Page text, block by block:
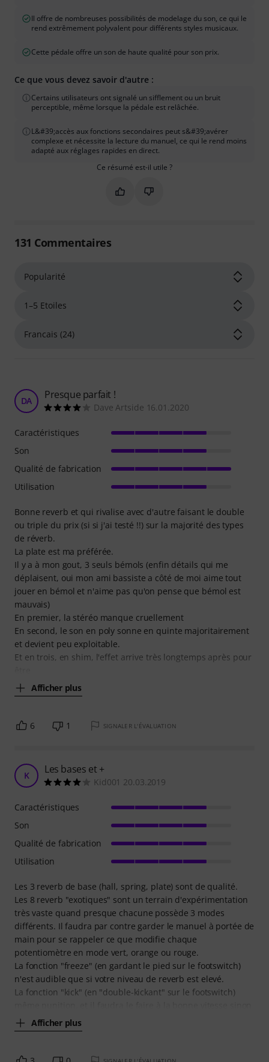
Il offre de nombreuses possibilités de modelage du son, ce qui le
rend extrêmement polyvalent pour différents styles musicaux.
Cette pédale offre un son de haute qualité pour son prix.
Ce que vous devez savoir d'autre :
Certains utilisateurs ont signalé un sifflement ou un bruit
perceptible, même lorsque la pédale est relâchée.
L&#39;accès aux fonctions secondaires peut s&#39;avérer
complexe et nécessite la lecture du manuel, ce qui le rend moins
adapté aux réglages rapides en direct.
Ce résumé est-il utile ?
Marquer ce résumé comme utile
Marquer ce résumé comme
131 Commentaires
DA Presque parfait !
Dave Artside 16.01.2020
Bonne reverb et qui rivalise avec d'autre faisant le double
ou triple du prix (si si j'ai testé !!) sur la majorité des types
de réverb.
La plate est ma préférée.
Il y a à mon gout, 3 seuls bémols (enfin détails qui me
déplaisent, oui mon ami bassiste a côté de moi aime tout
jouer en bémol et n'aime pas qu'on pense que bémol est
mauvais)
En premier, la stéréo manque cruellement
En second, le son en poly sonne en quinte majoritairement
et devient peu exploitable.
Et en trois, en shim, l'effet arrive très longtemps après pour
Afficher plus
Caractéristiques
Son
Qualité de fabrication
Utilisation
6 1 SIGNALER L'ÉVALUATION
K Les bases et +
Kid001 20.03.2019
Les 3 reverb de base (hall, spring, plate) sont de qualité.
Les 8 reverb "exotiques" sont un terrain d'expérimentation
très vaste quand presque chacune possède 3 modes
différents. Il faudra par contre garder le manuel à portée de
main pour se rappeler ce que modifie chaque
potentiomètre en mode vert, orange ou rouge.
La fonction "freeze" (en gardant le pied sur le footswitch)
n'est audible que si votre niveau de reverb est elevé.
La fonction "kick" (en "double-kickant" sur le footswitch)
Afficher plus
Caractéristiques
Son
Qualité de fabrication
Utilisation